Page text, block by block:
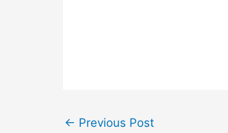
← Previous Post